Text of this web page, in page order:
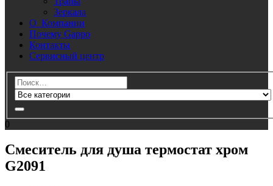
Зеркала
О Компании
Почему Gappo
Контакты
Сервисный центр
0
Смеситель для душа термостат хром
G2091